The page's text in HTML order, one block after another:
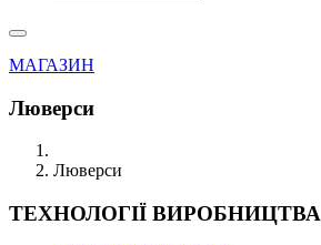
МАГАЗИН
Люверси
Люверси
ТЕХНОЛОГІЇ ВИРОБНИЦТВА